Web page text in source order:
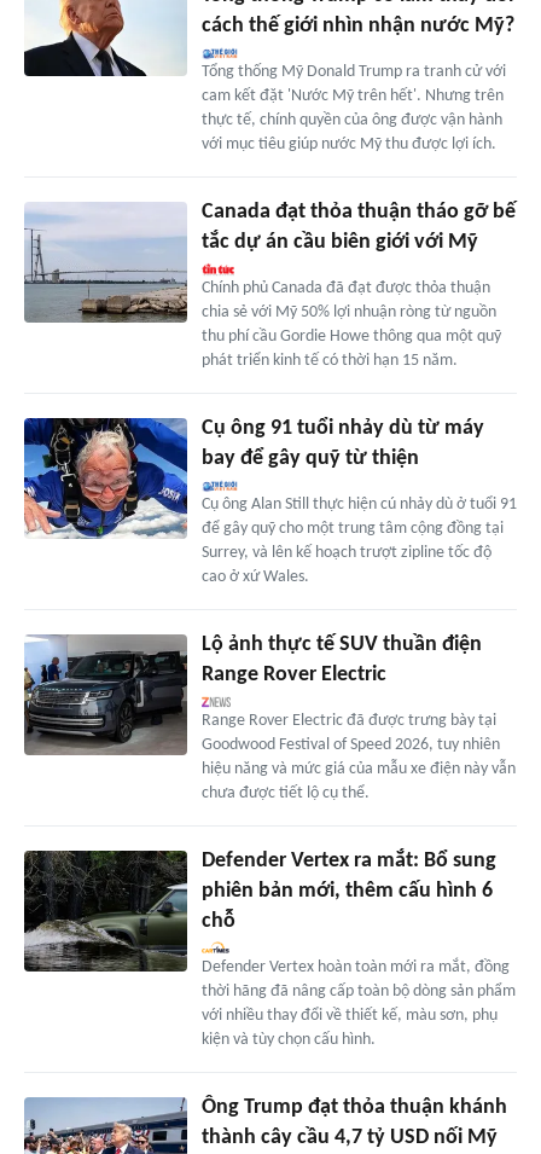
cách thế giới nhìn nhận nước Mỹ?
Tổng thống Mỹ Donald Trump ra tranh cử với
cam kết đặt 'Nước Mỹ trên hết'. Nhưng trên
thực tế, chính quyền của ông được vận hành
với mục tiêu giúp nước Mỹ thu được lợi ích.
Canada đạt thỏa thuận tháo gỡ bế
tắc dự án cầu biên giới với Mỹ
Chính phủ Canada đã đạt được thỏa thuận
chia sẻ với Mỹ 50% lợi nhuận ròng từ nguồn
thu phí cầu Gordie Howe thông qua một quỹ
phát triển kinh tế có thời hạn 15 năm.
Cụ ông 91 tuổi nhảy dù từ máy
bay để gây quỹ từ thiện
Cụ ông Alan Still thực hiện cú nhảy dù ở tuổi 91
để gây quỹ cho một trung tâm cộng đồng tại
Surrey, và lên kế hoạch trượt zipline tốc độ
cao ở xứ Wales.
Lộ ảnh thực tế SUV thuần điện
Range Rover Electric
Range Rover Electric đã được trưng bày tại
Goodwood Festival of Speed 2026, tuy nhiên
hiệu năng và mức giá của mẫu xe điện này vẫn
chưa được tiết lộ cụ thể.
Defender Vertex ra mắt: Bổ sung
phiên bản mới, thêm cấu hình 6
chỗ
Defender Vertex hoàn toàn mới ra mắt, đồng
thời hãng đã nâng cấp toàn bộ dòng sản phẩm
với nhiều thay đổi về thiết kế, màu sơn, phụ
kiện và tùy chọn cấu hình.
Ông Trump đạt thỏa thuận khánh
thành cây cầu 4,7 tỷ USD nối Mỹ